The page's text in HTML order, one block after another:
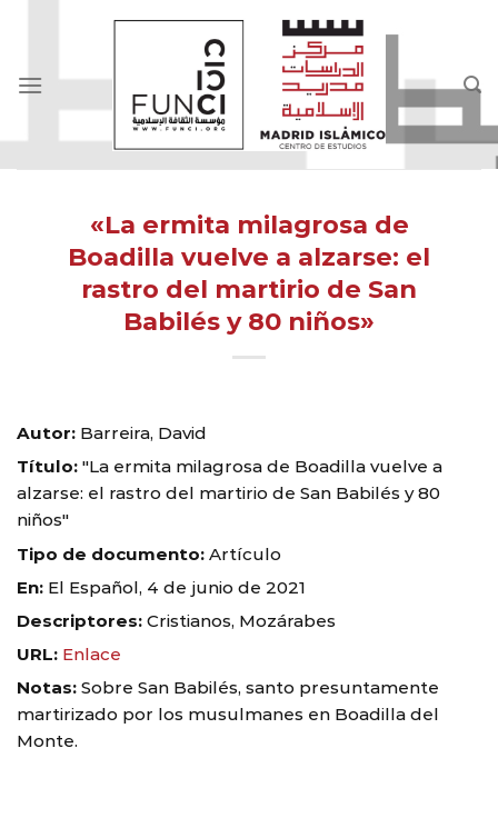
«La ermita milagrosa de
Boadilla vuelve a alzarse: el
rastro del martirio de San
Babilés y 80 niños»
Autor: Barreira, David
Título: "La ermita milagrosa de Boadilla vuelve a
alzarse: el rastro del martirio de San Babilés y 80
niños"
Tipo de documento: Artículo
En: El Español, 4 de junio de 2021
Descriptores: Cristianos, Mozárabes
URL: Enlace
Notas: Sobre San Babilés, santo presuntamente
martirizado por los musulmanes en Boadilla del
Monte.